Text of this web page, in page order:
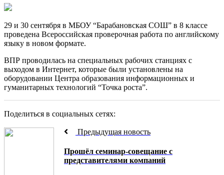
29 и 30 сентября в МБОУ “Барабановская СОШ” в 8 классе
проведена Всероссийская проверочная работа по английскому
языку в новом формате.
ВПР проводилась на специальных рабочих станциях с
выходом в Интернет, которые были установлены на
оборудовании Центра образования информационных и
гуманитарных технологий “Точка роста”.
Поделиться в социальных сетях:
Предыдущая новость
Прошёл семинар-совещание с
представителями компаний